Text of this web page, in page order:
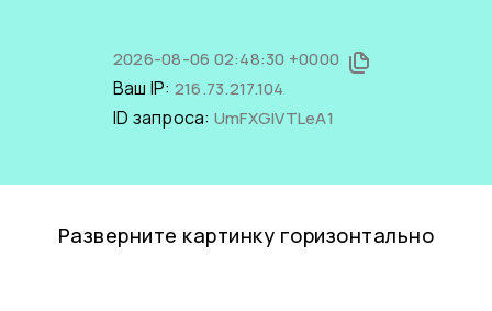
2026-08-06 02:48:30 +0000
Ваш IP: 216.73.217.104
ID запроса: UmFXGlVTLeA1
Разверните картинку горизонтально